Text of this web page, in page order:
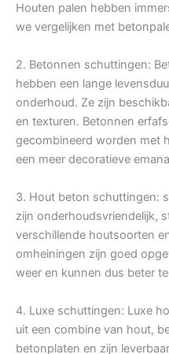
Houten palen hebben
we vergelijken met
2. Betonnen schuttingen:
hebben een lange
onderhoud. Ze zijn
en texturen. Betonnen
gecombineerd worden met
een meer decoratieve
3. Hout beton schuttingen:
zijn onderhoudsvriendelijk,
verschillende houtsoorten
omheiningen zijn goed
weer en kunnen dus beter
4. Luxe schuttingen: Luxe
uit een combine van hout,
betonplaten en zijn